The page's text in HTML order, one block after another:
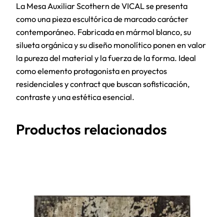
La Mesa Auxiliar Scothern de VICAL se presenta
como una pieza escultórica de marcado carácter
contemporáneo. Fabricada en mármol blanco, su
silueta orgánica y su diseño monolítico ponen en valor
la pureza del material y la fuerza de la forma. Ideal
como elemento protagonista en proyectos
residenciales y contract que buscan sofisticación,
contraste y una estética esencial.
Productos relacionados